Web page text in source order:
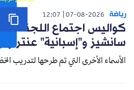
رياضة 07-08-2026
12:07
كواليس اجتماع اللجنة
سانشيز و"إسبانية" عنتر
الأسماء الأخرى التي تم طرحها لتدريب